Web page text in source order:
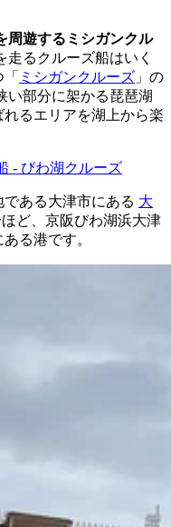
周遊するミシガンクル
走るクルーズ船はいく
ミシガンクルーズ 」の
い部分に架かる琵琶湖
るエリアを湖上から楽
- びわ湖クルーズ
ある大津市にある 大
ど、京阪びわ湖浜大津
る港です。